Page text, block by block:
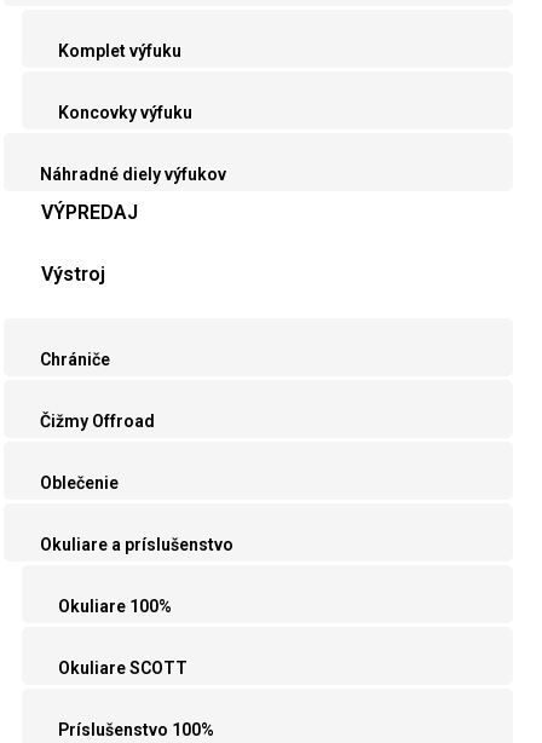
Komplet výfuku
Koncovky výfuku
Náhradné diely výfukov
VÝPREDAJ
Výstroj
Chrániče
Čižmy Offroad
Oblečenie
Okuliare a príslušenstvo
Okuliare 100%
Okuliare SCOTT
Príslušenstvo 100%